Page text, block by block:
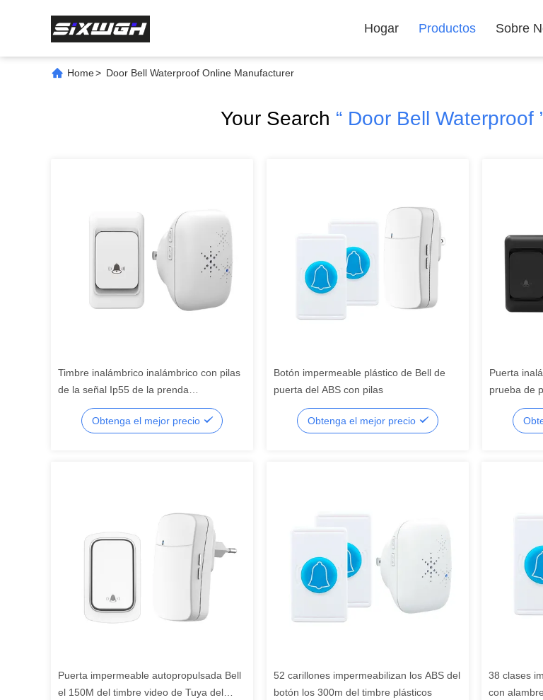
Hogar Productos Sobre
Home> Door Bell Waterproof Online Manufacturer
Your Search “ Door Bell Waterproof
Timbre inalámbrico inalámbrico con pilas
de la señal Ip55 de la prenda
impermeable 100g de Bell de puerta
Obtenga el mejor precio
Botón impermeable plástico de Bell de
puerta del ABS con pilas
Obtenga el mejor precio
Puerta
prueba de
carillones
Puerta impermeable autopropulsada Bell
el 150M del timbre video de Tuya del
52 carillones impermeabilizan los ABS del
botón los 300m del timbre plásticos
38 clases
con